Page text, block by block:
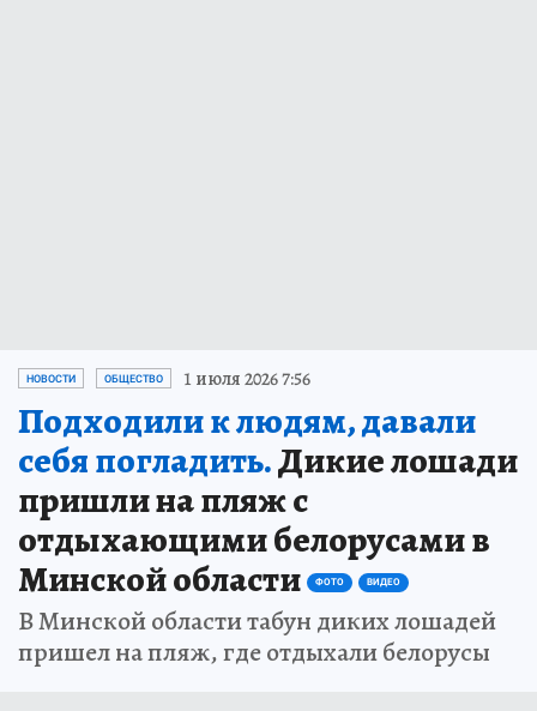
НОВОСТИ ОБЩЕСТВО 1 июля 2026 7:56
Подходили к людям, давали
себя погладить.Дикие лошади
пришли на пляж с
отдыхающими белорусами в
Минской области
ФОТО ВИДЕО
В Минской области табун диких лошадей
пришел на пляж, где отдыхали белорусы